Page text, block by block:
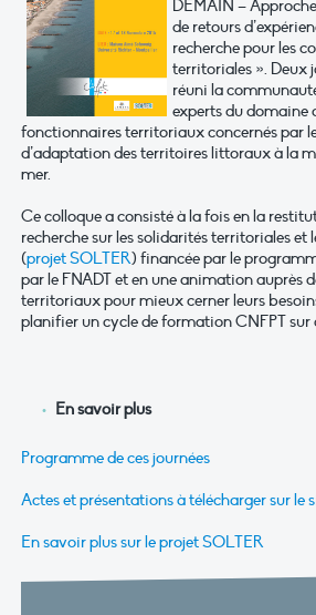
DEMAIN –
de retours
recherche pour les
territoriales ». Deux
réuni la
experts du domaine
fonctionnaires territoriaux concernés par
d’adaptation des territoires littoraux à la
mer.
Ce colloque a consisté à la fois en la
recherche sur les solidarités territoriales et
(projet SOLTER) financée par le
par le FNADT et en une animation auprès
territoriaux pour mieux cerner leurs
planifier un cycle de formation CNFPT sur
En savoir plus
Programme de ces journées
Actes et présentations à télécharger sur le
En savoir plus sur le projet SOLTER